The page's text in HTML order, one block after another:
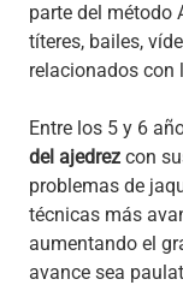
parte del método
títeres, bailes,
relacionados con
Entre los 5 y 6
del ajedrez con
problemas de
técnicas más
aumentando el
avance sea